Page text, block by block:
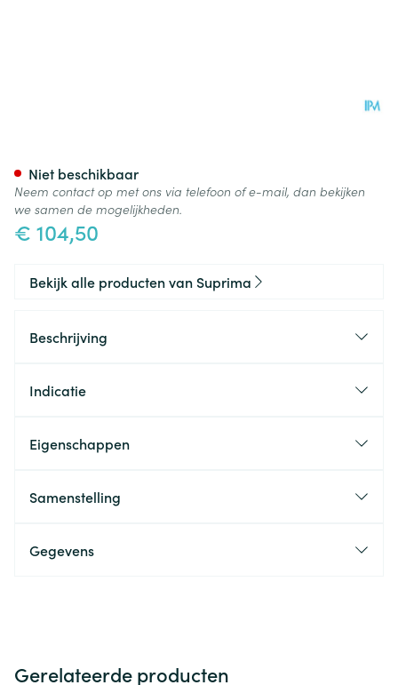
€ 104,50
Niet beschikbaar
Neem contact op met ons via telefoon of e-mail, dan bekijken
we samen de mogelijkheden.
Bekijk alle producten van Suprima
Beschrijving
Indicatie
Eigenschappen
Samenstelling
Gegevens
Gerelateerde producten